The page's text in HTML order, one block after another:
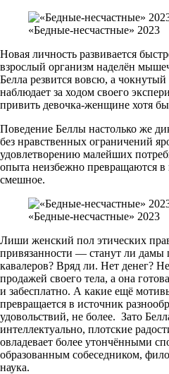
«Бедные-несчастные» 2023
Новая личность развивается
взрослый организм наделён
Белла резвится вовсю, а
наблюдает за ходом своего
привить девочка-женщине хотя
Поведение Беллы настолько же
без нравственных ограничений
удовлетворению малейших
опыта неизбежно превращаются
смешное.
«Бедные-несчастные» 2023
Лиши женский пол этических
привязанности — станут ли дамы
кавалеров? Вряд ли. Нет денег?
продажей своего тела, а она
и забесплатно. А какие ещё
превращается в источник
удовольствий, не более. Зато
интеллектуально, плотские
овладевает более утончёнными
образованным собеседником,
наука.